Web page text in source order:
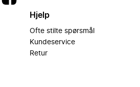
Hjelp
Ofte stilte spørsmål
Kundeservice
Retur